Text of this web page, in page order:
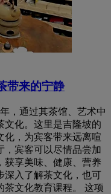
带来的宁静
，通过其茶馆、艺术中
文化。这里是吉隆坡的
化，为宾客带来远离喧
，宾客可以尽情品尝加
获享美味、健康、营养
深入了解茶文化，也可
茶文化教育课程。 这项